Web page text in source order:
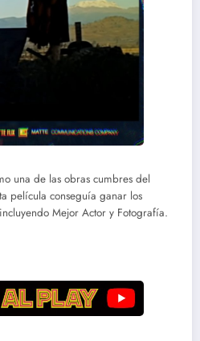
una de las obras cumbres del
película conseguía ganar los
Mejor Actor y Fotografía.